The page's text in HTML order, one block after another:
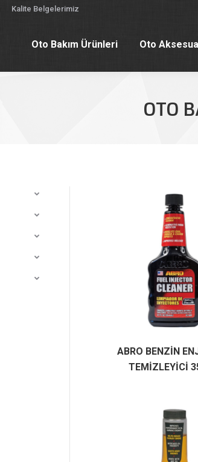
Kalite Belgelerimiz
Oto Bakım Ürünleri Oto
OTO
ABRO BENZİN
TEMİZLEYİCİ